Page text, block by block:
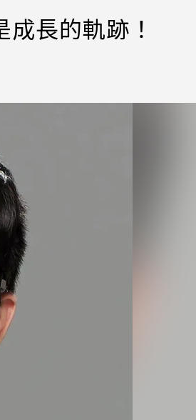
長的軌跡！